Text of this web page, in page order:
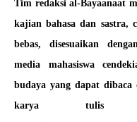
Tim redaksi al-Bayaanaat
kajian bahasa dan sastra,
bebas, disesuaikan
media mahasiswa
budaya yang dapat
karya tulis